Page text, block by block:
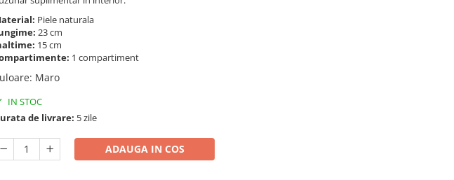
Piele naturala
23 cm
15 cm
1 compartiment
: Maro
IN STOC
de livrare: 5 zile
ADAUGA IN COS